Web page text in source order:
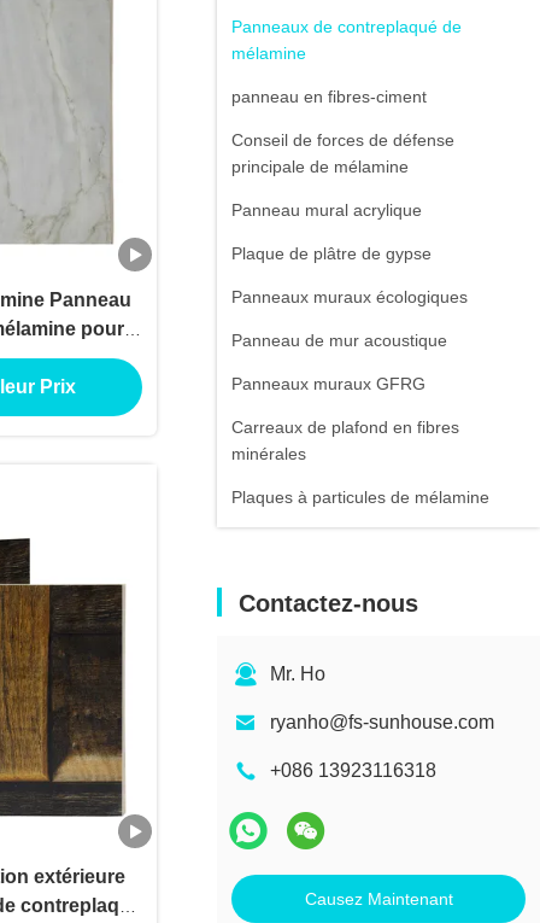
Panneaux de contreplaqué de
mélamine
panneau en fibres-ciment
Conseil de forces de défense
principale de mélamine
Panneau mural acrylique
Plaque de plâtre de gypse
Panneaux muraux écologiques
Panneau de mur acoustique
Panneaux muraux GFRG
Carreaux de plafond en fibres
minérales
Plaques à particules de mélamine
Contactez-nous
Mr. Ho
ryanho@fs-sunhouse.com
+086 13923116318
Causez Maintenant
Panneau
pour
extérieure
Prix
extérieure
contreplaqué